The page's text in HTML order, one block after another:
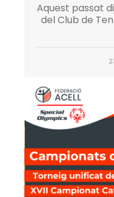
Aquest passat
del Club de